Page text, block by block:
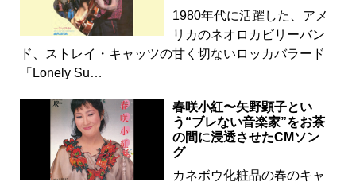
1980年代に活躍した、アメ
リカのネオロカビリーバン
ド、ストレイ・キャッツの甘く切ないロッカバラード
「Lonely Su…
春咲小紅〜矢野顕子とい
う“ブレない音楽家”をお茶
の間に浸透させたCMソン
グ
カネボウ化粧品の春のキャ